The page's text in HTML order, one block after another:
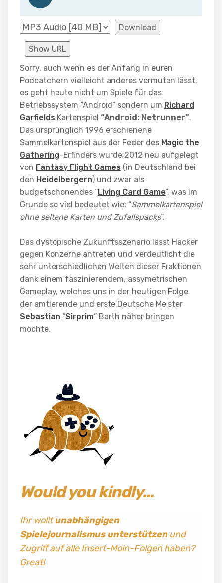
Download
Show URL
Sorry, auch wenn es der Anfang in euren
Podcatchern vielleicht anderes vermuten lässt,
es geht heute nicht um Spiele für das
Betriebssystem “Android” sondern um Richard
Garfields Kartenspiel “Android: Netrunner”.
Das ursprünglich 1996 erschienene
Sammelkartenspiel aus der Feder des Magic the
Gathering-Erfinders wurde 2012 neu aufgelegt
von Fantasy Flight Games (in Deutschland bei
den Heidelbergern) und zwar als
budgetschonendes “Living Card Game“, was im
Grunde so viel bedeutet wie: “Sammelkartenspiel
ohne seltene Karten und Zufallspacks“.
Das dystopische Zukunftsszenario lässt Hacker
gegen Konzerne antreten und verdeutlicht die
sehr unterschiedlichen Welten dieser Fraktionen
dank einem faszinierendem, assymetrischen
Gameplay, welches uns in der heutigen Folge
der amtierende und erste Deutsche Meister
Sebastian “Sirprim” Barth näher bringen
möchte.
Would you kindly…
Ihr wolltunabhängigen
Spielejournalismus unterstützenund
Zugriff auf alle Insert-Moin-Folgen haben?
Great!